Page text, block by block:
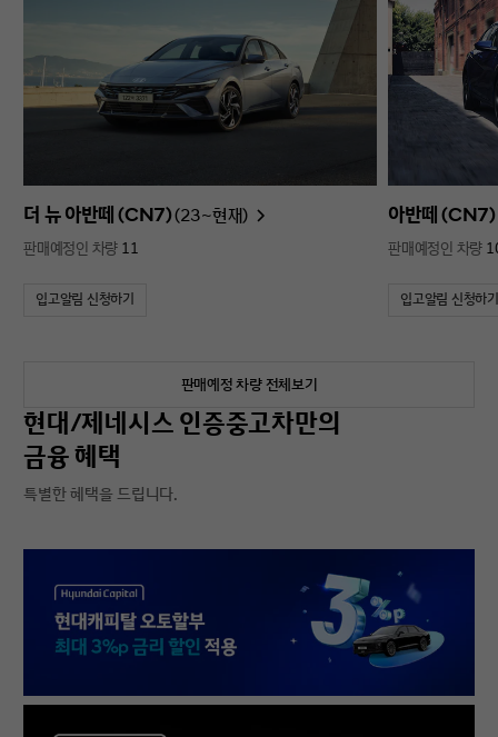
더 뉴 아반떼 (CN7)(23~현재)
판매예정인 차량 11
입고알림 신청하기
아반떼 (CN7)
판매예정인 차량
입고알림 신청하기
판매예정 차량 전체보기
현대/제네시스 인증중고차만의
금융 혜택
특별한 혜택을 드립니다.